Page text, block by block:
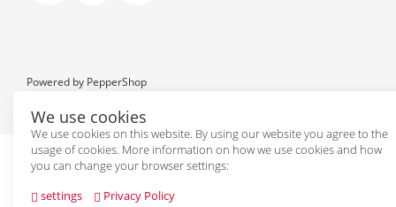
We use cookies
We use cookies on this website. By using our website you agree to the
usage of cookies. More information on how we use cookies and how
you can change your browser settings:
settings
Privacy Policy
Powered by PepperShop